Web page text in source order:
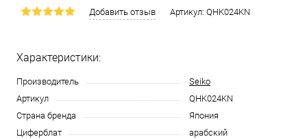
Добавить отзыв Артикул: QHK024KN
Характеристики:
Производитель
Seiko
Артикул
QHK024KN
Страна бренда
Япония
Циферблат
арабский